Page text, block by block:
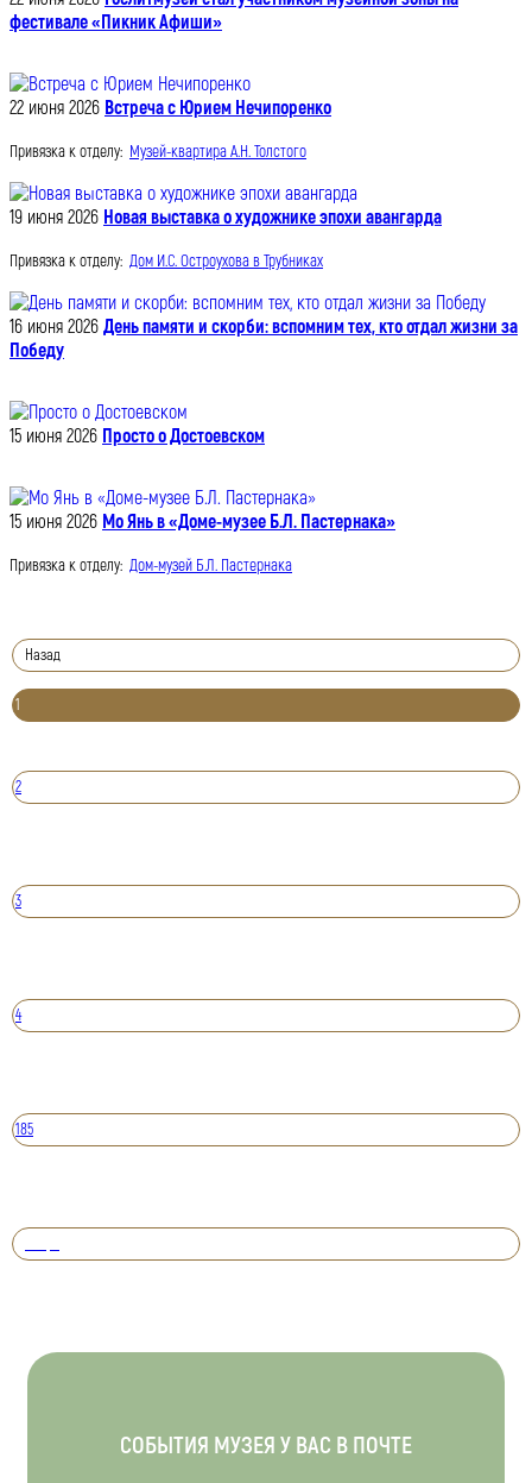
фестивале «Пикник Афиши»
22 июня 2026 Встреча с Юрием Нечипоренко
Привязка к отделу: Музей-квартира А.Н. Толстого
19 июня 2026 Новая выставка о художнике эпохи авангарда
Привязка к отделу: Дом И.С. Остроухова в Трубниках
16 июня 2026 День памяти и скорби: вспомним тех, кто отдал жизни за
Победу
15 июня 2026 Просто о Достоевском
15 июня 2026 Мо Янь в «Доме-музее Б.Л. Пастернака»
Привязка к отделу: Дом-музей Б.Л. Пастернака
Назад
1
2
3
4
185
СОБЫТИЯ МУЗЕЯ У ВАС В ПОЧТЕ